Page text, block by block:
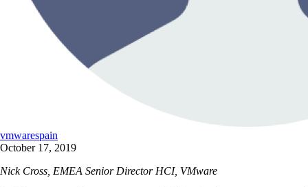
vmwarespain
October 17, 2019
Nick Cross, EMEA Senior Director HCI, VMware